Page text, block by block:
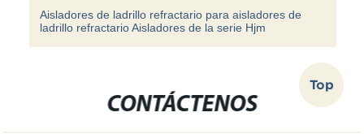
El mejor precio para aisladores eléctricos Aislamiento
de paredes exteriores Postes de clavos Aisladores de
cercas agrícolas
CONTÁCTENOS
Top